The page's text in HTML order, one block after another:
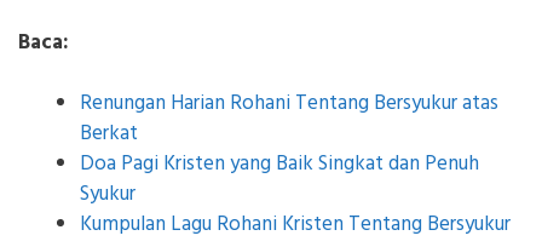
Baca:
Renungan Harian Rohani Tentang Bersyukur atas
Berkat
Doa Pagi Kristen yang Baik Singkat dan Penuh
Syukur
Kumpulan Lagu Rohani Kristen Tentang Bersyukur